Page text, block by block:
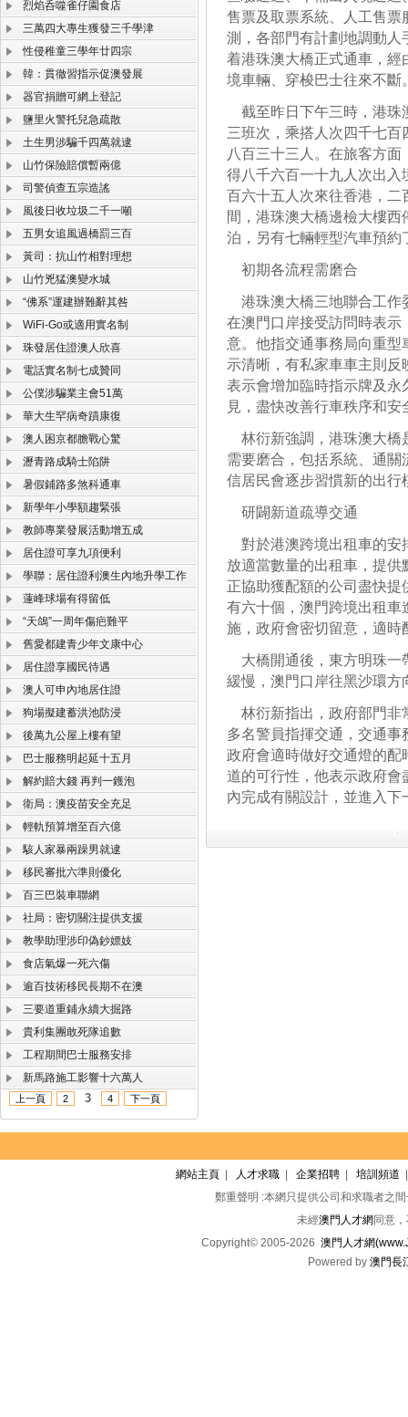
烈焰呑噬雀仔園食店
三萬四大專生獲發三千學津
性侵稚童三學年廿四宗
韓：貫徹習指示促澳發展
器官捐贈可網上登記
鹽里火警托兒急疏散
土生男涉騙千四萬就逮
山竹保險賠償暫兩億
司警偵查五宗造謠
風後日收垃圾二千一噸
五男女追風過橋罰三百
黃司：抗山竹相對理想
山竹兇猛澳變水城
“佛系”運建辦難辭其咎
WiFi-Go或適用實名制
珠發居住證澳人欣喜
電話實名制七成贊同
公僕涉騙業主會51萬
華大生罕病奇蹟康復
澳人困京都膽戰心驚
瀝青路成騎士陷阱
暑假鋪路多煞科通車
新學年小學額趨緊張
教師專業發展活動增五成
居住證可享九項便利
學聯：居住證利澳生內地升學工作
蓮峰球場有得留低
“天鴿”一周年傷疤難平
舊愛都建青少年文康中心
居住證享國民待遇
澳人可申內地居住證
狗場擬建蓄洪池防浸
後萬九公屋上樓有望
巴士服務明起延十五月
解約賠大錢 再判一鑊泡
衛局：澳疫苗安全充足
輕軌預算增至百六億
駭人家暴兩躁男就逮
移民審批六準則優化
百三巴裝車聯網
社局：密切關注提供支援
教學助理涉印偽鈔嫖妓
食店氣爆一死六傷
逾百技術移民長期不在澳
三要道重鋪永續大掘路
貴利集團敢死隊追數
工程期間巴士服務安排
新馬路施工影響十六萬人
上一頁 2 3 4 下一頁
售票及取票系統、人工售
測，各部門有計劃地調動
着港珠澳大橋正式通車，
境車輛、穿梭巴士往來不斷
截至昨日下午三時，港珠
三班次，乘搭人次四千七
八百三十三人。在旅客方
得八千六百一十九人次出
百六十五人次來往香港，
間，港珠澳大橋邊檢大樓
泊，另有七輛輕型汽車預
初期各流程需磨合
港珠澳大橋三地聯合工作
在澳門口岸接受訪問時表
意。他指交通事務局向重
示清晰，有私家車車主則
表示會增加臨時指示牌及
見，盡快改善行車秩序和安
林衍新強調，港珠澳大橋
需要磨合，包括系統、通
信居民會逐步習慣新的出行
研闢新道疏導交通
對於港澳跨境出租車的安
放適當數量的出租車，提
正協助獲配額的公司盡快
有六十個，澳門跨境出租
施，政府會密切留意，適時
大橋開通後，東方明珠一
緩慢，澳門口岸往黑沙環方
林衍新指出，政府部門非
多名警員指揮交通，交通
政府會適時做好交通燈的
道的可行性，他表示政府
內完成有關設計，並進入下
網站主頁 人才求職 企業招聘 培訓頻道
鄭重聲明 :本網只提供公司和求職者之
未經澳門人才網 同意
Copyright© 2005-2026 澳門人才網
Powered by 澳門長